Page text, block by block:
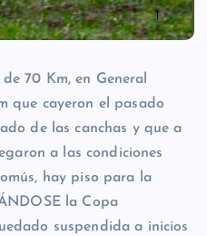
70 Km, en General
que cayeron el pasado
de las canchas y que a
a las condiciones
hay piso para la
la Copa
suspendida a inicios